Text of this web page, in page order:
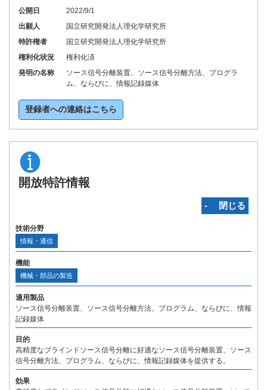
公開日
2022/9/1
出願人
国立研究開発法人理化学研究所
特許権者
国立研究開発法人理化学研究所
権利化状況
権利化済
発明の名称
ソース信号分離装置、ソース信号分離方法、プログラ
ム、ならびに、情報記録媒体
登録者への連絡はこちら
開放特許情報
‐ 閉じる
技術分野
情報・通信
機能
機械・部品の製造
適用製品
ソース信号分離装置、ソース信号分離方法、プログラム、ならびに、情報
記録媒体
目的
高精度なブラインドソース信号分離に好適なソース信号分離装置、ソース
信号分離方法、プログラム、ならびに、情報記録媒体を提供する。
効果